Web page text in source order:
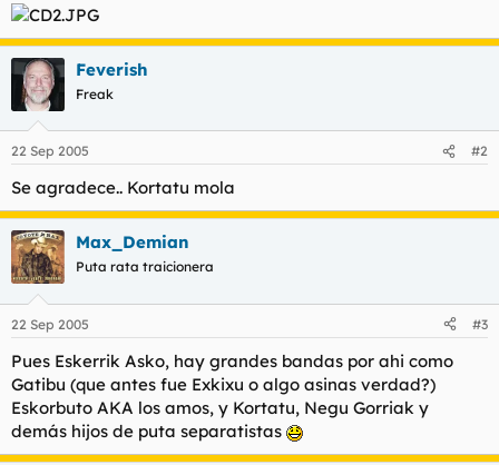
Feverish
Freak
22 Sep 2005 #2
Se agradece.. Kortatu mola
Max_Demian
Puta rata traicionera
22 Sep 2005 #3
Pues Eskerrik Asko, hay grandes bandas por ahi como
Gatibu (que antes fue Exkixu o algo asinas verdad?)
Eskorbuto AKA los amos, y Kortatu, Negu Gorriak y
demás hijos de puta separatistas